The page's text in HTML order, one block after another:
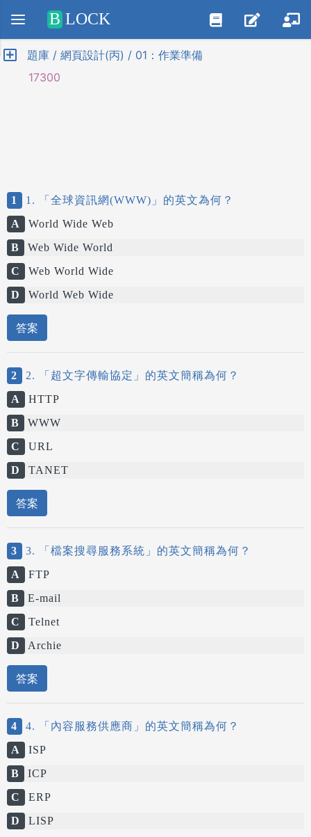
Positive SSL
B LOCK
題庫 / 網頁設計(丙) / 01：作業準備
17300
1
1. 「全球資訊網(WWW)」的英文為何？
A
World Wide Web
B
Web Wide World
C
Web World Wide
D
World Web Wide
答案
2
2. 「超文字傳輸協定」的英文簡稱為何？
A
HTTP
B
WWW
C
URL
D
TANET
答案
3
3. 「檔案搜尋服務系統」的英文簡稱為何？
A
FTP
B
E-mail
C
Telnet
D
Archie
答案
4
4. 「內容服務供應商」的英文簡稱為何？
A
ISP
B
ICP
C
ERP
D
LISP